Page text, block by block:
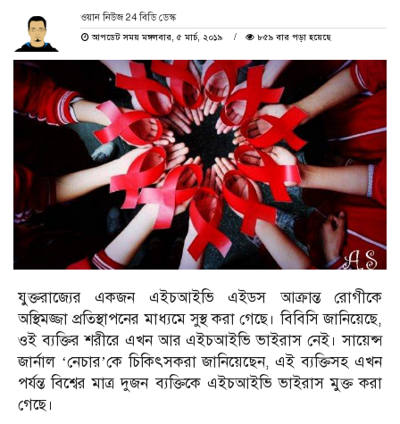
ওয়ান নিউজ 24 বিডি ডেস্ক
আপডেট সময় মঙ্গলবার, ৫ মার্চ, ২০১৯
৮৫৯ বার পড়া হয়েছে
যুক্তরাজ্যের একজন এইচআইভি এইডস আক্রান্ত রোগীকে
অস্থিমজ্জা প্রতিস্থাপনের মাধ্যমে সুস্থ করা গেছে। বিবিসি জানিয়েছে,
ওই ব্যক্তির শরীরে এখন আর এইচআইভি ভাইরাস নেই। সায়েন্স
জার্নাল ‘নেচার’কে চিকিৎসকরা জানিয়েছেন, এই ব্যক্তিসহ এখন
পর্যন্ত বিশ্বের মাত্র দুজন ব্যক্তিকে এইচআইভি ভাইরাস মুক্ত করা
গেছে।